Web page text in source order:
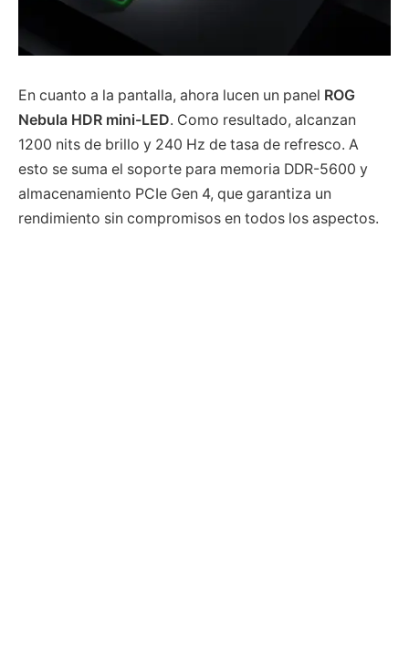
En cuanto a la pantalla, ahora lucen un panel ROG
Nebula HDR mini-LED. Como resultado, alcanzan
1200 nits de brillo y 240 Hz de tasa de refresco. A
esto se suma el soporte para memoria DDR-5600 y
almacenamiento PCIe Gen 4, que garantiza un
rendimiento sin compromisos en todos los aspectos.